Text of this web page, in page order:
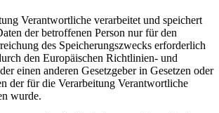
Verantwortliche verarbeitet und speichert
der betroffenen Person nur für den
des Speicherungszwecks erforderlich
den Europäischen Richtlinien- und
einen anderen Gesetzgeber in Gesetzen oder
der für die Verarbeitung Verantwortliche
wurde.